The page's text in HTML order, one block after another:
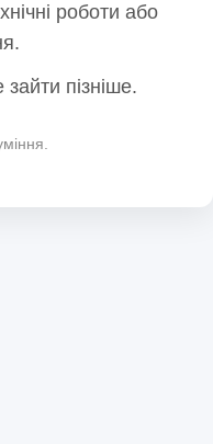
роботи або
пізніше.